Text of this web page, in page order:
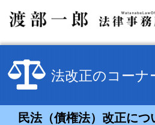
法改正のコーナ
民法（債権法）改正につ